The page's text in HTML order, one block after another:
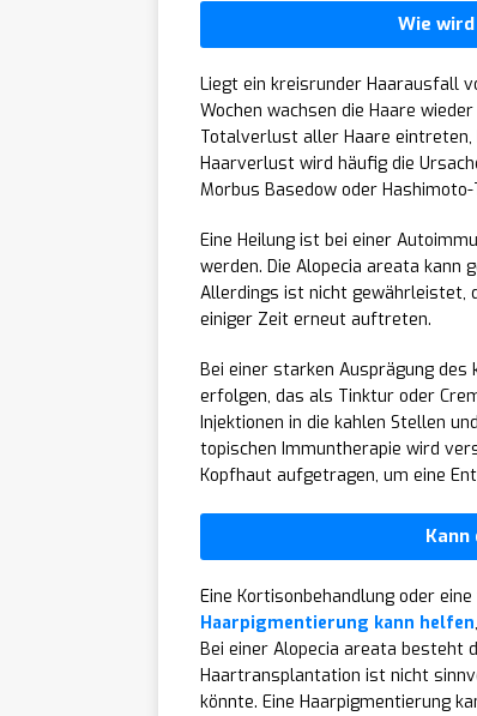
Wie
Liegt ein kreisrunder Haarausfall
Wochen wachsen die Haare
Totalverlust aller Haare eintreten,
Haarverlust wird häufig die
Morbus Basedow oder
Eine Heilung ist bei einer
werden. Die Alopecia areata
Allerdings ist nicht gewährleistet,
einiger Zeit erneut auftreten.
Bei einer starken Ausprägung
erfolgen, das als Tinktur oder
Injektionen in die kahlen Stellen
topischen Immuntherapie wird
Kopfhaut aufgetragen, um eine
Eine Kortisonbehandlung oder
Haarpigmentierung kann helfen
Bei einer Alopecia areata besteht
Haartransplantation ist nicht
könnte. Eine Haarpigmentierung